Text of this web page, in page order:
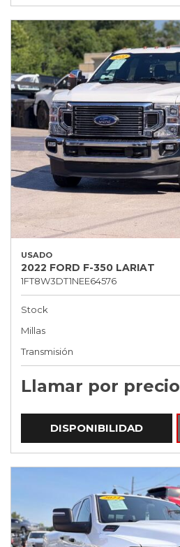
USADO
2022 FORD F-350 LARIAT
1FT8W3DT1NEE64576
Stock
Millas
Transmisión
Llamar por precio
DISPONIBILIDAD